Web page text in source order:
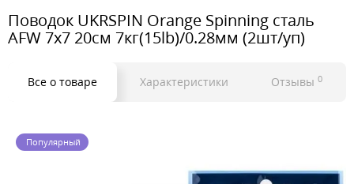
Поводок UKRSPIN Orange Spinning сталь
AFW 7x7 20см 7кг(15lb)/0.28мм (2шт/уп)
Все о товаре Характеристики Отзывы 0
Популярный